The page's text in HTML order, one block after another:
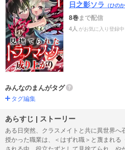
日之影ソラ （ひの
8巻まで配信
4人 がお気に入り登録中
みんなのまんがタグ
タグ編集
あらすじ | ストーリー
ある日突然、クラスメイトと共に異世界
授かった職業は、＜はずれ職＞と蔑まれる